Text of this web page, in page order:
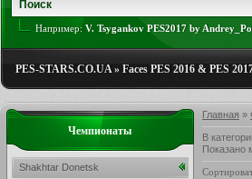
Например: V. Tsygankov PES2017 by
PES-STARS.CO.UA» Faces PES 2016 & PES
Главная »
В
Показано
Чемпионаты
Shakhtar Donetsk